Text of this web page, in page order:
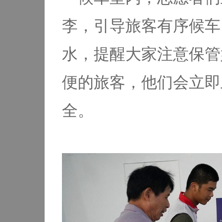
李，引导旅客有序候
水，提醒大家注意保
便的旅客，他们会立
全。